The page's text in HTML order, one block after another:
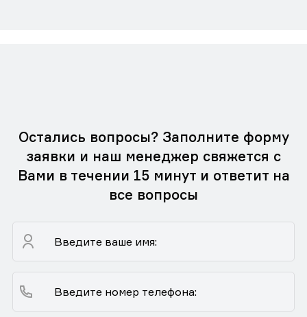
Остались вопросы? Заполните форму
заявки и наш менеджер свяжется с
Вами в течении 15 минут и ответит на
все вопросы